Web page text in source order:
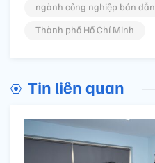
ngành công nghiệp bán dẫn
Thành phố Hồ Chí Minh
Tin liên quan